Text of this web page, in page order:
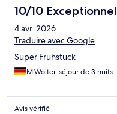
10/10 Exceptionnel
4 avr. 2026
Traduire avec Google
Super Frühstück
M.Wolter, séjour de 3 nuits
Avis vérifié